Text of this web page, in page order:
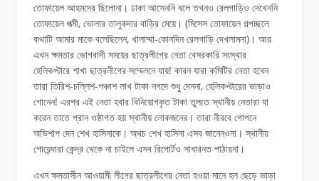
তোফায়েল আহমদের ছিলোনা। ঢাকা আসেননি বলে তখনও রেলগাড়িও দেখেননি
তোফায়েল পত্মী, ভোলার তালুকদার বাড়ির মেয়ে। (মিসেস তোফায়েল গল্পচ্ছলে
কথাটি আমার মাকে বলেছিলেন, খালাম্মা-কোনদিন রেলগাড়ি দেখলামনা)। আর
এখন ক্ষমতার ভোগবাদী সময়ের ছাত্রলীগের নেতা বেসরকারি সংস্থার
হেলিকপ্টারে শাখা ছাত্রলীগের সম্মেলনে যায়! কারন যারা কমিটির নেতা হবেন
তারা তিরিশ-চল্লিশ-পঞ্চাশ লাখ টাকা নগদে শুধু দেননা, হেলিকপ্টারের ভাড়াও
গোনেন! এরপর এই নেতা হবার বিনিয়োগকৃত টাকা তুলতে স্থানীয় নেতারা যা
করেন তাতে প্রান ওষ্ঠাগত হয় স্থানীয় লোকজনের। তারা নীরবে গোপনে
অভিশাপ দেন শেখ হাসিনাকে। অথচ শেখ হাসিনা এসব জানেনওনা। স্থানীয়
গোয়েন্দারা কেন্দ্র থেকে না চাইলে এসব রিপোর্টও সাধারনত পাঠায়না।
এখন ক্ষমতাসীন আওয়ামী লীগের ছাত্রলীগের নেতা হওয়া মানে হল ছেড়ে ভাড়া